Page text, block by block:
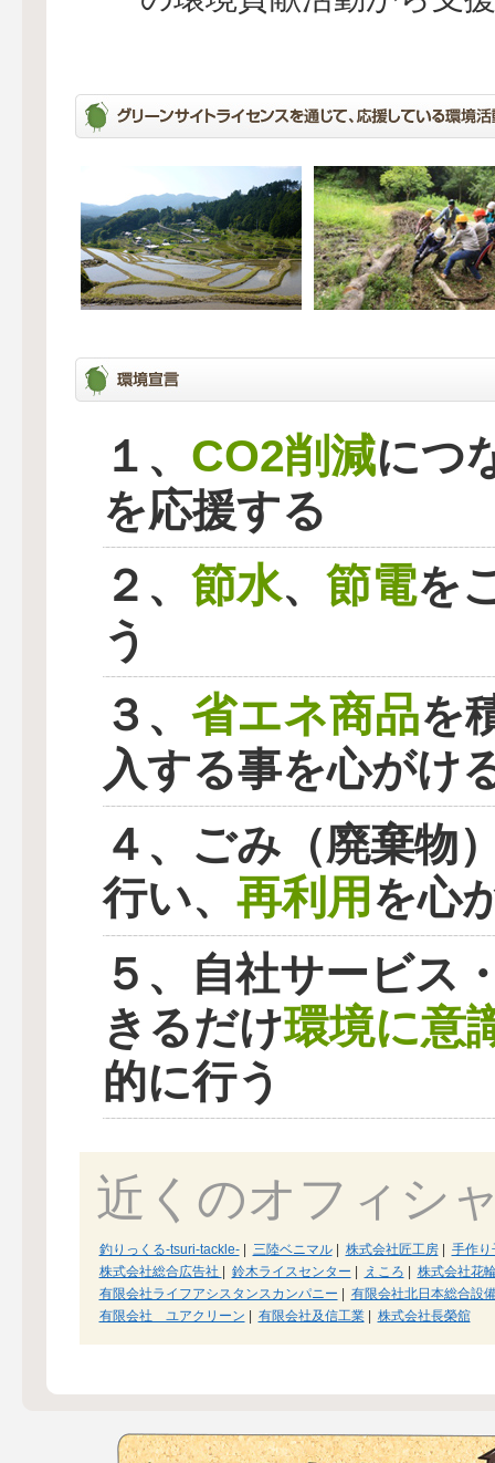
１、 CO2削減につ
を応援する
２、 節水、 節電を
う
３、 省エネ商品を
入する事を心がけ
４、ごみ（廃棄物
行い、 再利用を心
５、自社サービス
きるだけ環境に意
的に行う
近くのオフィシ
釣りっくる-tsuri-tackle-| 三陸ベニマル| 株式会社匠工房|
手作
株式会社総合広告社
鈴木ライスセンター えころ
株式会社花
有限会社ライフアシスタンスカンパニー
有限会社北日本総合設
有限会社 ユアクリーン
有限会社及信工業| 株式会社長榮舘